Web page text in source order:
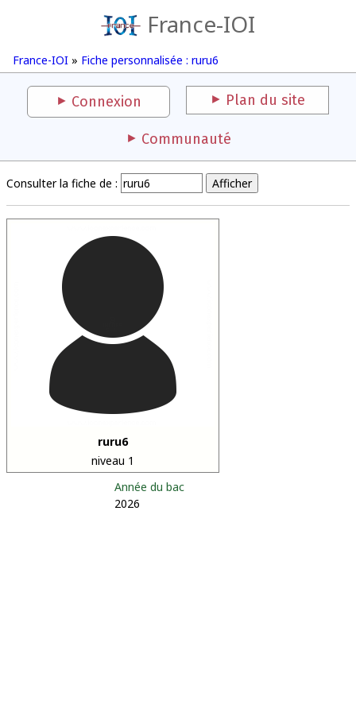
France-IOI
France-IOI » Fiche personnalisée : ruru6
Connexion Plan du site
Communauté
Consulter la fiche de :
ruru6
niveau 1
Année du bac
2026